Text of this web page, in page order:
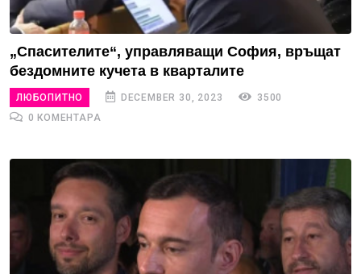
„Спасителите“, управляващи София, връщат
бездомните кучета в кварталите
ЛЮБОПИТНО DECEMBER 30, 2023
3500
0 КОМЕНТАРА